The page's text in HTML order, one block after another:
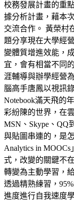
校務發展計畫的重
據分析計畫，藉本
交流合作。 黃榮村
題分享現在大學經
變體質增進效能，
宜，會有相當不同
涯輔導與辦學經營
腦高手唐鳳以視訊
Notebook滿天飛的
彩紛陳的世界，在
MSN、Skype、QQ
與貼圖串連的，是
Analytics in
式，改變的關鍵不
轉變為主動學習，
透過精熟練習，
進度進行自我速度